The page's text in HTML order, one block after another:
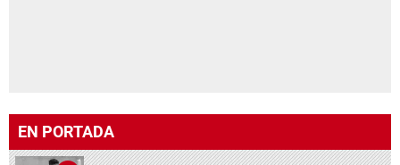
EN PORTADA